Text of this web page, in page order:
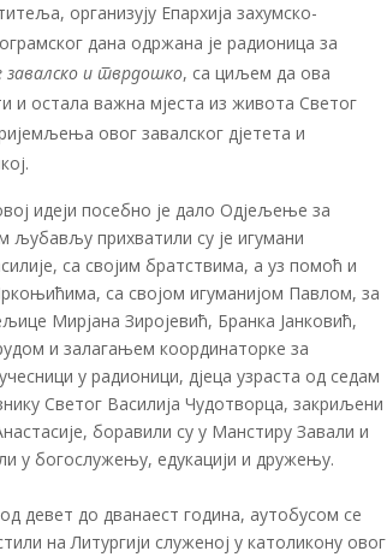
организују Епархија захумско-
дана одржана је радионица за
завалско и тврдошко, са циљем да ова
остала важна мјеста из живота Светог
овог завалског дјетета и
идеји посебно је дало Одјељење за
љубављу прихватили су је игумани
са својим братствима, а уз помоћ и
са својом игуманијом Павлом, за
Мирјана Зиројевић, Бранка Јанковић,
и залагањем координаторке за
у радионици, дјеца узраста од седам
Светог Василија Чудотворца, закриљени
боравили су у Манстиру Завали и
у богослужењу, едукацији и дружењу.
девет до дванаест година, аутобусом се
на Литургији служеној у католикону овог